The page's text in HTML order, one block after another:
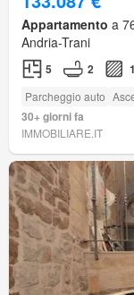
Appartamento a
Andria-Trani
5 2
Parcheggio auto
30+ giorni fa
IMMOBILIARE.IT